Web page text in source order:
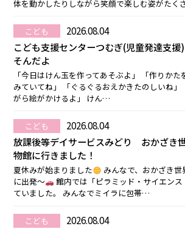
体を動かしたりしながら笑顔で楽しむ姿がたく
こども
2026.08.04
こども支援センターつむぎ(児童発達支援
そんだよ
「今日はけん玉を作ってあそぶよ」 「作りかた
みていてね」 「ぐるぐるおえかきたのしいね」
がら絵がかけるよ」 けん…
こども
2026.08.04
放課後等デイサービスみどり おかざき
物館に行きました！
夏休みが始まりました
みんなで、おかざき
に出発～
館内では「ピラミッド・サイエン
ていました。 みんなでミイラに包帯…
こども
2026.08.04